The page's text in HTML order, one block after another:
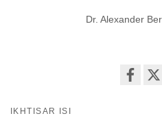
Dr. Alexander
IKHTISAR ISI